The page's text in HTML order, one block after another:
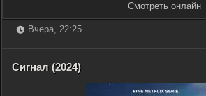
Смотреть онлайн
Вчера, 22:25
Сигнал (2024)